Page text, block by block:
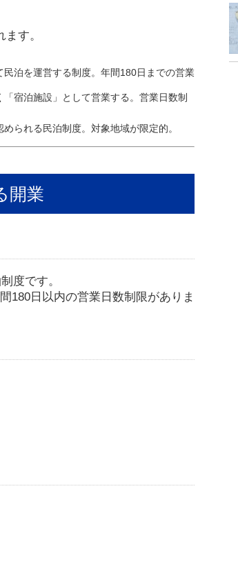
す。
民泊を運営する制度。年間180日までの営業
「宿泊施設」として営業する。営業日数制
られる民泊制度。対象地域が限定的。
開業
度です。
180日以内の営業日数制限がありま